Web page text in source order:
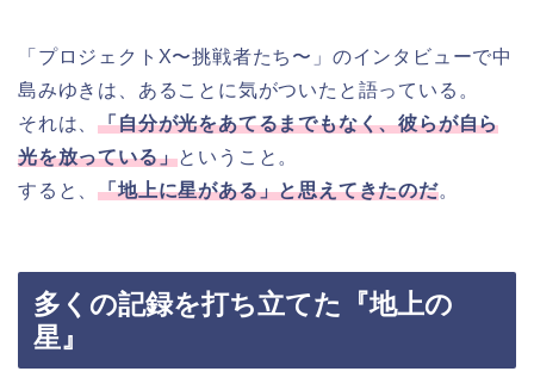
「プロジェクトX〜挑戦者たち〜」のインタビューで中
島みゆきは、あることに気がついたと語っている。
それは、「自分が光をあてるまでもなく、彼らが自ら
光を放っている」ということ。
すると、「地上に星がある」と思えてきたのだ。
多くの記録を打ち立てた『地上の
星』